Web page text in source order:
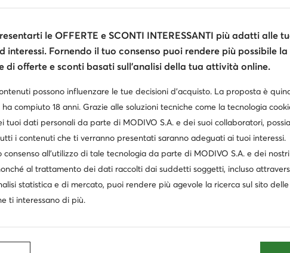
Scarpe Kappa donna Birkenstock donna Stan Smith
Scarpe Jenny Fairy donna Saucony donna
adidas Tamaris
Aldo Kappa
Alexander Smith Shaq
Juicy Couture Pollini DC
Ricevi informazioni su novità e promozioni
le OFFERTE e SCONTI INTERESSANTI più adatti alle
interessi. Fornendo il tuo consenso puoi rendere più possibile la
di offerte e sconti basati sull’analisi della tua attività online.
possono influenzare le tue decisioni d’acquisto. La proposta è
compiuto 18 anni. Grazie alle soluzioni tecniche come la tecnologia
tuoi dati personali da parte di MODIVO S.A. e dei suoi collaboratori,
i contenuti che ti verranno presentati saranno adeguati ai tuoi interessi.
consenso all’utilizzo di tale tecnologia da parte di MODIVO S.A. e dei nostri
al trattamento dei dati raccolti dai suddetti soggetti, incluso
statistica e di mercato, puoi rendere più agevole la ricerca sul sito delle
ti interessano di più.